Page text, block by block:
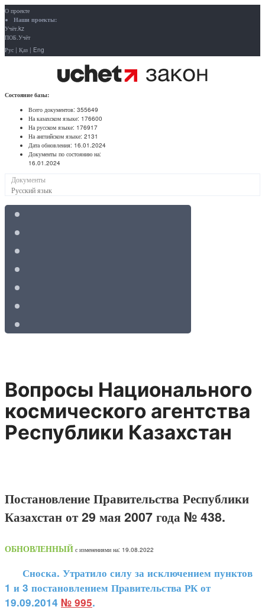
О проекте
Наши проекты:
Учёт.kz
ПОБ.Учёт
Рус | Қаз | Eng
Состояние базы:
Всего документов: 355649
На казахском языке: 176600
На русском языке: 176917
На английском языке: 2131
Дата обновления: 16.01.2024
Документы по состоянию на:
16.01.2024
Документы
Русский язык
Вопросы Национального
космического агентства
Республики Казахстан
Постановление Правительства Республики
Казахстан от 29 мая 2007 года № 438.
ОБНОВЛЕННЫЙ с изменениями на: 19.08.2022
Сноска. Утратило силу за исключением пунктов
1 и 3 постановлением Правительства РК от
19.09.2014 № 995.